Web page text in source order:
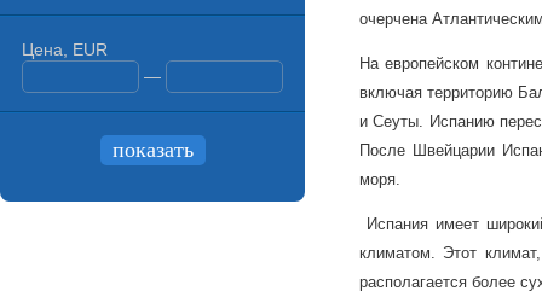
очерчена
На европейском
включая территорию
и Сеуты. Испанию
После Швейцарии
моря.
Испания имеет
климатом. Этот
располагается более
Цена, EUR
—